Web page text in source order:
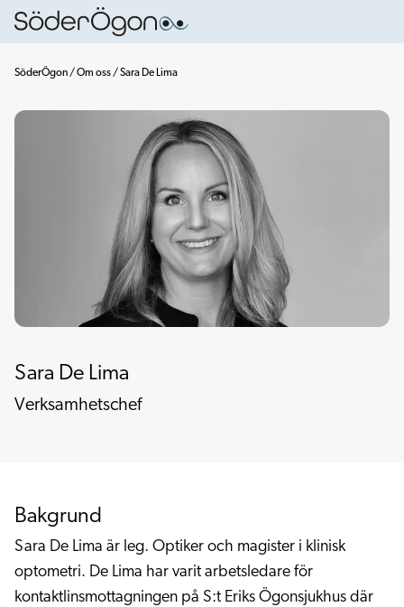
SöderÖgon/Om oss/Sara De Lima
Sara De Lima
Verksamhetschef
Bakgrund
Sara De Lima är leg. Optiker och magister i klinisk
optometri. De Lima har varit arbetsledare för
kontaktlinsmottagningen på S:t Eriks Ögonsjukhus där